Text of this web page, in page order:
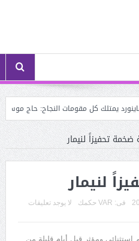
يمتلك كل مقومات النجاح: حاج موسى
ضخمة تحفيزاً لنيمار
لنيمار
فى: VAR حكمك
لا يوجد تعليقات
استثنائي ومؤثر قبل أيام قليلة من